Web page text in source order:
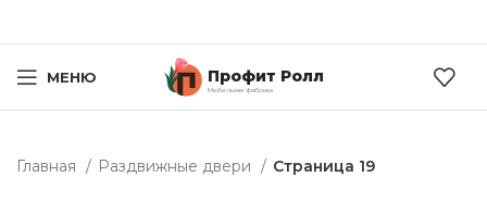
МЕНЮ Профит Ролл
Мебельная фабрика
Главная Раздвижные двери Страница 19